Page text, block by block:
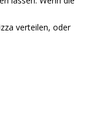
verteilen, oder